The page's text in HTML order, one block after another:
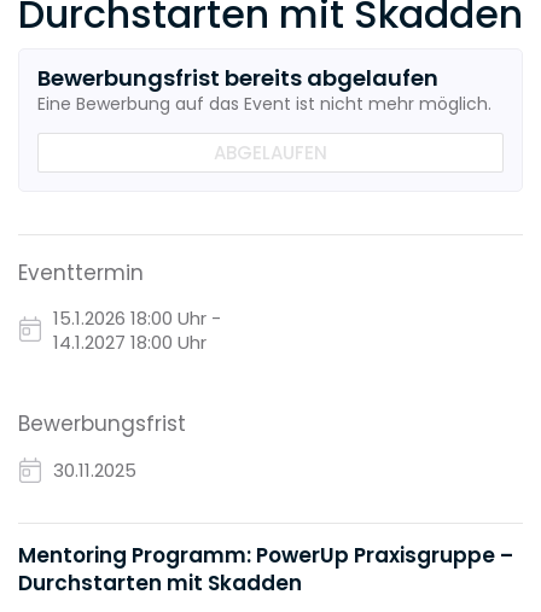
Durchstarten mit Skadden
Bewerbungsfrist bereits abgelaufen
Eine Bewerbung auf das Event ist nicht mehr möglich.
ABGELAUFEN
Eventtermin
15.1.2026 18:00 Uhr -
14.1.2027 18:00 Uhr
Bewerbungsfrist
30.11.2025
Mentoring Programm: PowerUp Praxisgruppe –
Durchstarten mit Skadden